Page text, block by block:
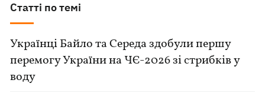
Статті по темі
Українці Байло та Середа здобули першу
перемогу України на ЧЄ-2026 зі стрибків у
воду